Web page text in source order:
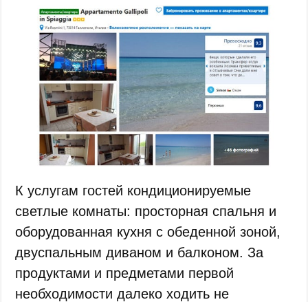
К услугам гостей кондиционируемые
светлые комнаты: просторная спальня и
оборудованная кухня с обеденной зоной,
двуспальным диваном и балконом. За
продуктами и предметами первой
необходимости далеко ходить не